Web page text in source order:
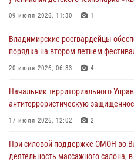
Во Владимирcкой области открыли
27 июля 2026, 16:43 2
Владимирские росгвардейцы
20 июля 2026, 06:33 4
Военнослужащий военного
105-летию Центрального округа
19 июля 2026, 11:17 7
09 июля 2026, 11:30 1
Владимирские росгвардейцы
порядка на втором летнем
20 июля 2026, 06:33 4
Начальник территориального
антитеррористическую
17 июля 2026, 12:02 2
При силовой поддержке ОМОН во
деятельность массажного салона,